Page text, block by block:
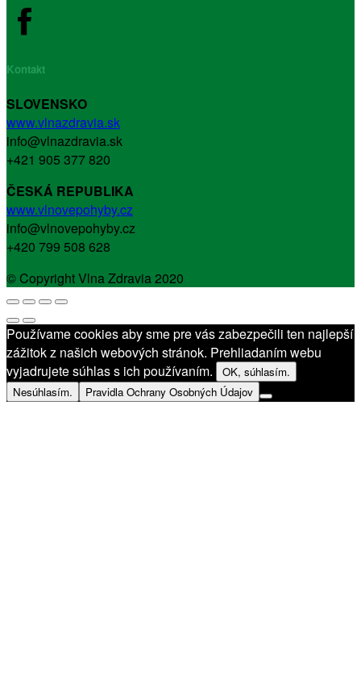
Kontakt
SLOVENSKO
www.vlnazdravia.sk
info@vlnazdravia.sk
+421 905 377 820
ČESKÁ REPUBLIKA
www.vlnovepohyby.cz
info@vlnovepohyby.cz
+420 799 508 628
© Copyright Vlna Zdravia 2020
Používame cookies aby sme pre vás zabezpečili ten najlepší
zážitok z našich webových stránok. Prehliadaním webu
vyjadrujete súhlas s ich používaním.
OK, súhlasím.
Nesúhlasím.
Pravidla Ochrany Osobných Údajov